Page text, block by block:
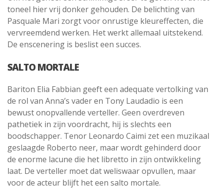
toneel hier vrij donker gehouden. De belichting van
Pasquale Mari zorgt voor onrustige kleureffecten, die
vervreemdend werken. Het werkt allemaal uitstekend.
De enscenering is beslist een succes.
SALTO MORTALE
Bariton Elia Fabbian geeft een adequate vertolking van
de rol van Anna’s vader en Tony Laudadio is een
bewust onopvallende verteller. Geen overdreven
pathetiek in zijn voordracht, hij is slechts een
boodschapper. Tenor Leonardo Caimi zet een muzikaal
geslaagde Roberto neer, maar wordt gehinderd door
de enorme lacune die het libretto in zijn ontwikkeling
laat. De verteller moet dat weliswaar opvullen, maar
voor de acteur blijft het een salto mortale.